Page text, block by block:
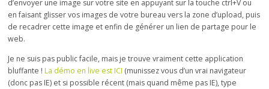
d’envoyer une image sur votre site en appuyant sur la touche ctrl+V ou
en faisant glisser vos images de votre bureau vers la zone d’upload, puis
de recadrer cette image et enfin de générer un lien de partage pour le
web.
Je ne suis pas public facile, mais je trouve vraiment cette application
bluffante !La démo en live est ICI (munissez vous d’un vrai navigateur
(donc pas IE) et si possible récent (mais quand même pas IE), type